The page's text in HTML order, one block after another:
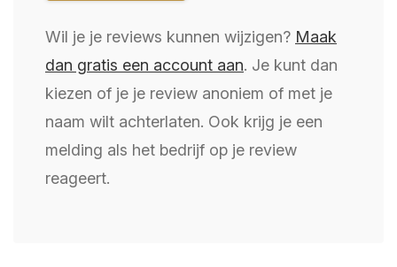
Wil je je reviews kunnen wijzigen? Maak
dan gratis een account aan. Je kunt dan
kiezen of je je review anoniem of met je
naam wilt achterlaten. Ook krijg je een
melding als het bedrijf op je review
reageert.